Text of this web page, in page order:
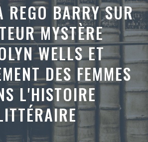
REGO BARRY SUR
MYSTÈRE
WELLS ET
DES FEMMES
L'HISTOIRE